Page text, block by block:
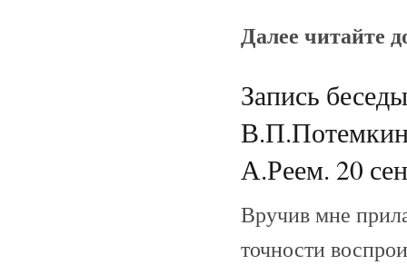
Далее читайте
Запись
А.Реем. 20
Вручив мне
точности